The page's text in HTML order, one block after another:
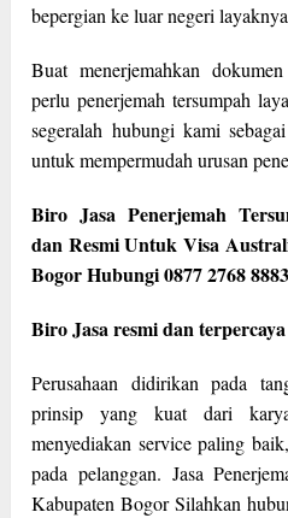
bepergian ke luar negeri
Buat menerjemahkan
perlu penerjemah tersumpah
segeralah hubungi kami
untuk mempermudah urusan
Biro Jasa Penerjemah
dan Resmi Untuk Visa
Bogor Hubungi 0877 2768 8883
Biro Jasa resmi dan terpercaya
Perusahaan didirikan pada
prinsip yang kuat dari
menyediakan service paling
pada pelanggan. Jasa
Kabupaten Bogor Silahkan